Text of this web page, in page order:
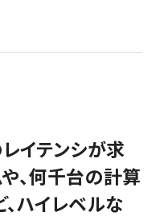
情報
イテンシが求
、何千台の計算
ハイレベルな